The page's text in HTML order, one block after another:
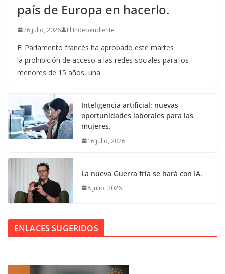
país de Europa en hacerlo.
26 julio, 2026 El Independiente
El Parlamento francés ha aprobado este martes
la prohibición de acceso a las redes sociales para los
menores de 15 años, una
Inteligencia artificial: nuevas
oportunidades laborales para las
mujeres.
16 julio, 2026
La nueva Guerra fría se hará con IA.
8 julio, 2026
ENLACES SUGERIDOS